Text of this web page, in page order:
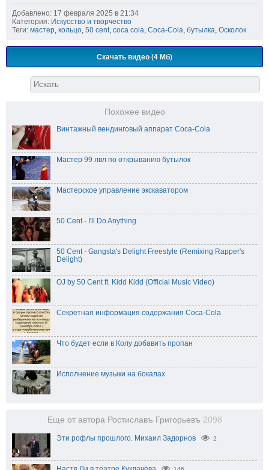
Добавлено: 17 февраля 2025 в 21:34
Категория: Искусство и творчество
Теги: мастер кольцо 50 cent coca cola Coca-Cola бутылка Осколок
Скачать видео (4 Мб)
Похожее видео
Винтажный вендинговый аппарат Coca-Cola⁠⁠
Мастер 99 лвл по открыванию бутылок
Мастерское управление экскаватором
50 Cent - I'll Do Anything
50 Cent - Gangsta's Delight Freestyle (Remixing Rapper's
Delight)
OJ by 50 Cent ft. Kidd Kidd (Official Music Video)
Секретная информация содержания Coca-Cola
Что будет если в Колу добавить пропан
Исполнение музыки на бокалах
Еще от автора Ростиславъ Григорьевъ 2098
Эти рофлы прошлого. Михаил Задорнов 2